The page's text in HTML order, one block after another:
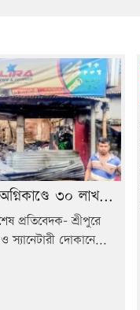
৩০ লাখ...
প্রতিবেদক- শ্রীপুরে
স্যানেটারী দোকানে...